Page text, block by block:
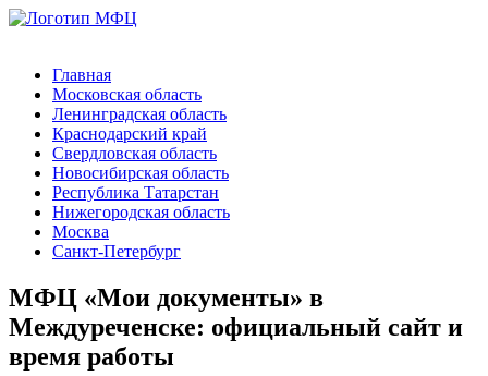
Главная
Московская область
Ленинградская область
Краснодарский край
Свердловская область
Новосибирская область
Республика Татарстан
Нижегородская область
Москва
Санкт-Петербург
МФЦ «Мои документы» в
Междуреченске: официальный сайт и
время работы